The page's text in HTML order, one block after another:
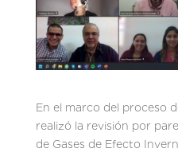
En el marco del proceso
realizó la revisión por
de Gases de Efecto